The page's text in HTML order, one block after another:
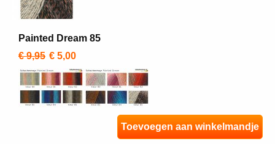
Painted Dream 85
€ 9,95 € 5,00
Toevoegen aan winkelmandje